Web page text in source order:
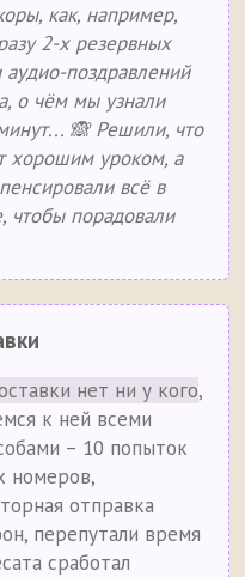
как, например,
2-х резервных
аудио-поздравлений
о чём мы узнали
🙈 Решили, что
хорошим уроком, а
всё в
чтобы порадовали
нет ни у кого,
к ней всеми
– 10 попыток
номеров,
отправка
перепутали время
сработал